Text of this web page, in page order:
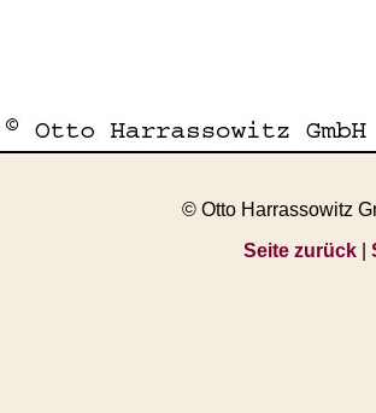
© Otto Harrassowitz
Seite zurück|